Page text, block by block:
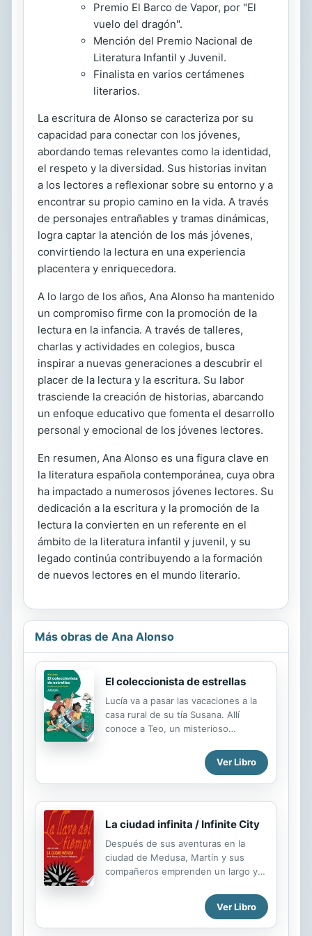
Premio El Barco de Vapor, por "El
vuelo del dragón".
Mención del Premio Nacional de
Literatura Infantil y Juvenil.
Finalista en varios certámenes
literarios.
La escritura de Alonso se caracteriza por su
capacidad para conectar con los jóvenes,
abordando temas relevantes como la identidad,
el respeto y la diversidad. Sus historias invitan
a los lectores a reflexionar sobre su entorno y a
encontrar su propio camino en la vida. A través
de personajes entrañables y tramas dinámicas,
logra captar la atención de los más jóvenes,
convirtiendo la lectura en una experiencia
placentera y enriquecedora.
A lo largo de los años, Ana Alonso ha mantenido
un compromiso firme con la promoción de la
lectura en la infancia. A través de talleres,
charlas y actividades en colegios, busca
inspirar a nuevas generaciones a descubrir el
placer de la lectura y la escritura. Su labor
trasciende la creación de historias, abarcando
un enfoque educativo que fomenta el desarrollo
personal y emocional de los jóvenes lectores.
En resumen, Ana Alonso es una figura clave en
la literatura española contemporánea, cuya obra
ha impactado a numerosos jóvenes lectores. Su
dedicación a la escritura y la promoción de la
lectura la convierten en un referente en el
ámbito de la literatura infantil y juvenil, y su
legado continúa contribuyendo a la formación
de nuevos lectores en el mundo literario.
Más obras de Ana Alonso
El coleccionista de estrellas
Lucía va a pasar las vacaciones a la
casa rural de su tía Susana. Allí
conoce a Teo, un misterioso
las estrellas y las constelaciones.
Pero Teo oculta un secreto que
parece peligroso… Lucía se unirá a
Sergio, otro niño de su edad, para
de disfrutar de la lectura, los niños
aprenderán acerca de los tiempos
verbales, y las constelaciones y sus
leyendas.
Ver Libro
La ciudad infinita / Infinite City
Después de sus aventuras en la
ciudad de Medusa, Martín y sus
compañeros emprenden un largo y
Arendel, en Marte, la Ciudad Infinita.
Allí, tendrán que enfrentarse, una
vez más, a las siniestras
Ver Libro